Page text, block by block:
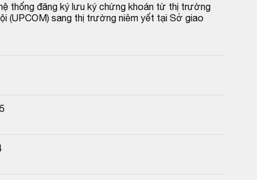
thống đăng ký lưu ký chứng khoán từ thị trường
(UPCOM) sang thị trường niêm yết tại Sở giao